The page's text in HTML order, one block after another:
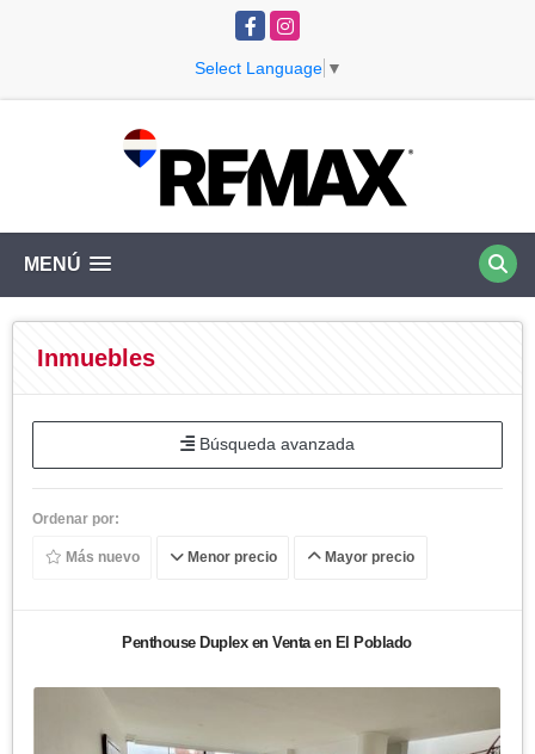
FacebookInstagram
Select Language ▼
MENÚ
Inmuebles
Búsqueda avanzada
Ordenar por:
Más nuevo Menor precio Mayor precio
Penthouse Duplex en Venta en El Poblado